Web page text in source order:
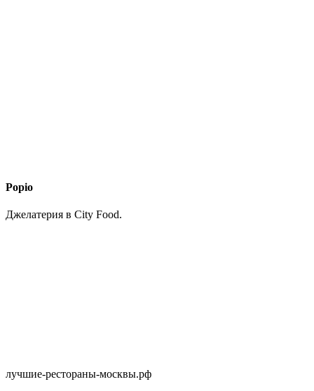
Popio
Джелатерия в City Food.
лучшие-рестораны-москвы.рф